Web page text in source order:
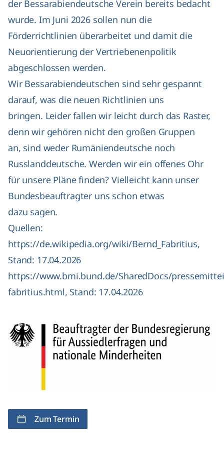
der Bessarabiendeutsche Verein bereits bedacht
wurde. Im Juni 2026 sollen nun die
Förderrichtlinien überarbeitet und damit die
Neuorientierung der Vertriebenenpolitik
abgeschlossen werden.
Wir Bessarabiendeutschen sind sehr gespannt
darauf, was die neuen Richtlinien uns
bringen. Leider fallen wir leicht durch das Raster,
denn wir gehören nicht den großen Gruppen
an, sind weder Rumäniendeutsche noch
Russlanddeutsche. Werden wir ein offenes Ohr
für unsere Pläne finden? Vielleicht kann unser
Bundesbeauftragter uns schon etwas
dazu sagen.
Quellen:
https://de.wikipedia.org/wiki/Bernd_Fabritius,
Stand: 17.04.2026
https://www.bmi.bund.de/SharedDocs/
fabritius.html, Stand: 17.04.2026
Zum Termin